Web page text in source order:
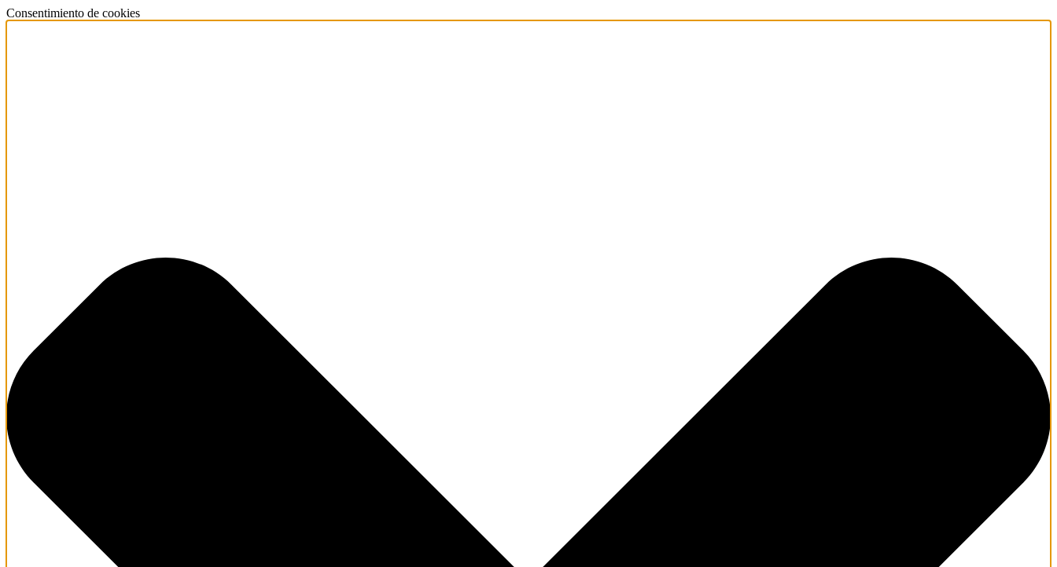
Consentimiento de cookies